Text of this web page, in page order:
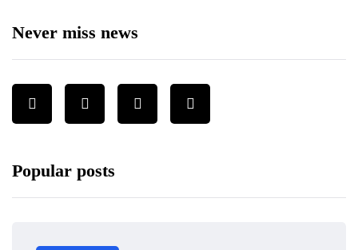
Never miss news
Popular posts